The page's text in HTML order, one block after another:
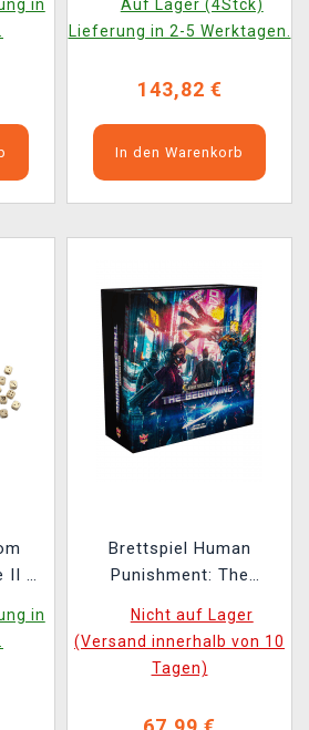
in
Auf Lager (4Stck)
Lieferung in 2-5 Werktagen.
143,82 €
In den Warenkorb
II -
in
Brettspiel Human
Punishment: The
Nicht auf Lager
(Versand innerhalb von 10
Tagen)